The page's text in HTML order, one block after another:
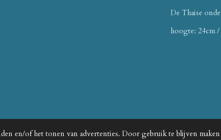
en/of het tonen van advertenties. Door gebruik te blijven
De Thaise
hoogte: 24cm